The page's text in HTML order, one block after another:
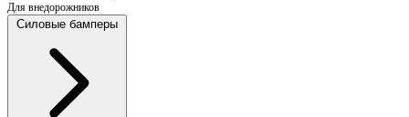
Для внедорожников
Силовые бамперы